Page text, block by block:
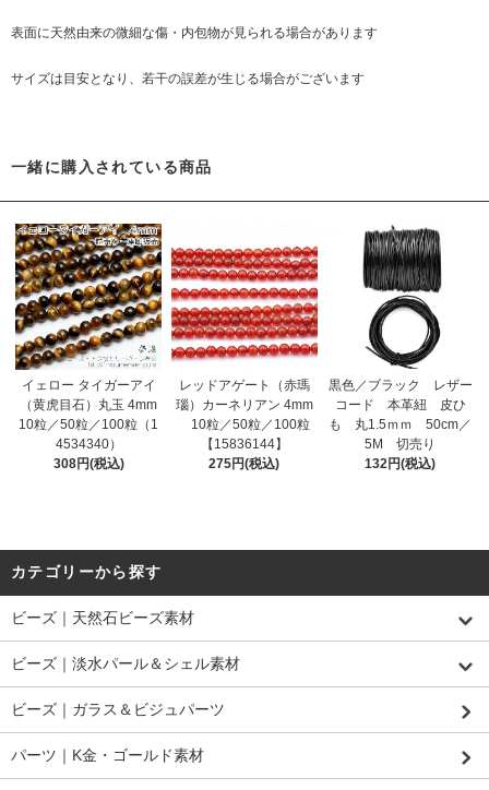
表面に天然由来の微細な傷・内包物が見られる場合があります
サイズは目安となり、若干の誤差が生じる場合がございます
一緒に購入されている商品
イェロー タイガーアイ
（黄虎目石）丸玉 4mm
10粒／50粒／100粒（1
4534340）
308円(税込)
レッドアゲート（赤瑪
瑙）カーネリアン 4mm
10粒／50粒／100粒
【15836144】
275円(税込)
黒色／ブラック レザー
コード 本革紐 皮ひ
も 丸1.5ｍｍ 50cm／
5M 切売り
132円(税込)
カテゴリーから探す
ビーズ｜天然石ビーズ素材
ビーズ｜淡水パール＆シェル素材
ビーズ｜ガラス＆ビジュパーツ
パーツ｜K金・ゴールド素材